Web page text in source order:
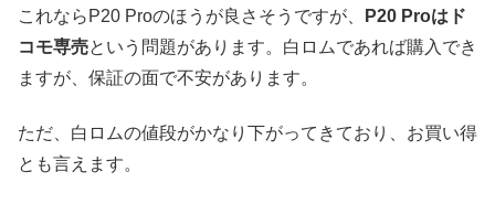
これならP20 Proのほうが良さそうですが、
P20 Proはド
コモ専売という問題があります。白ロムであれば購入でき
ますが、保証の面で不安があります。
ただ、白ロムの値段がかなり下がってきており、お買い得
とも言えます。